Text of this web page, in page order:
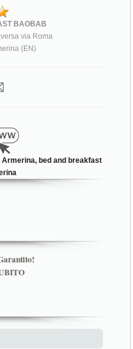
BAOBAB
via Roma
(EN)
bed and breakfast